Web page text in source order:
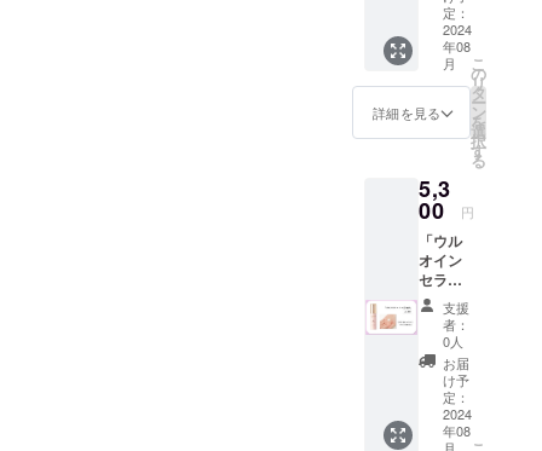
い！
・「ウ
ルオイ
ン セラ
ム化粧
水」
150mL
約1.5か
月分 ※
み、送
料込み
定：
2024
年08
月
詳細を見る
こ
の
リ
タ
ー
ン
を
選
択
す
る
5,3
00 円
「ウル
オイン
セラム
美容
液」 /
5,300円
〈商品
内容〉
・「ウ
ルオイ
ン セラ
支援
者：
0人
お届
け予
定：
2024
年08